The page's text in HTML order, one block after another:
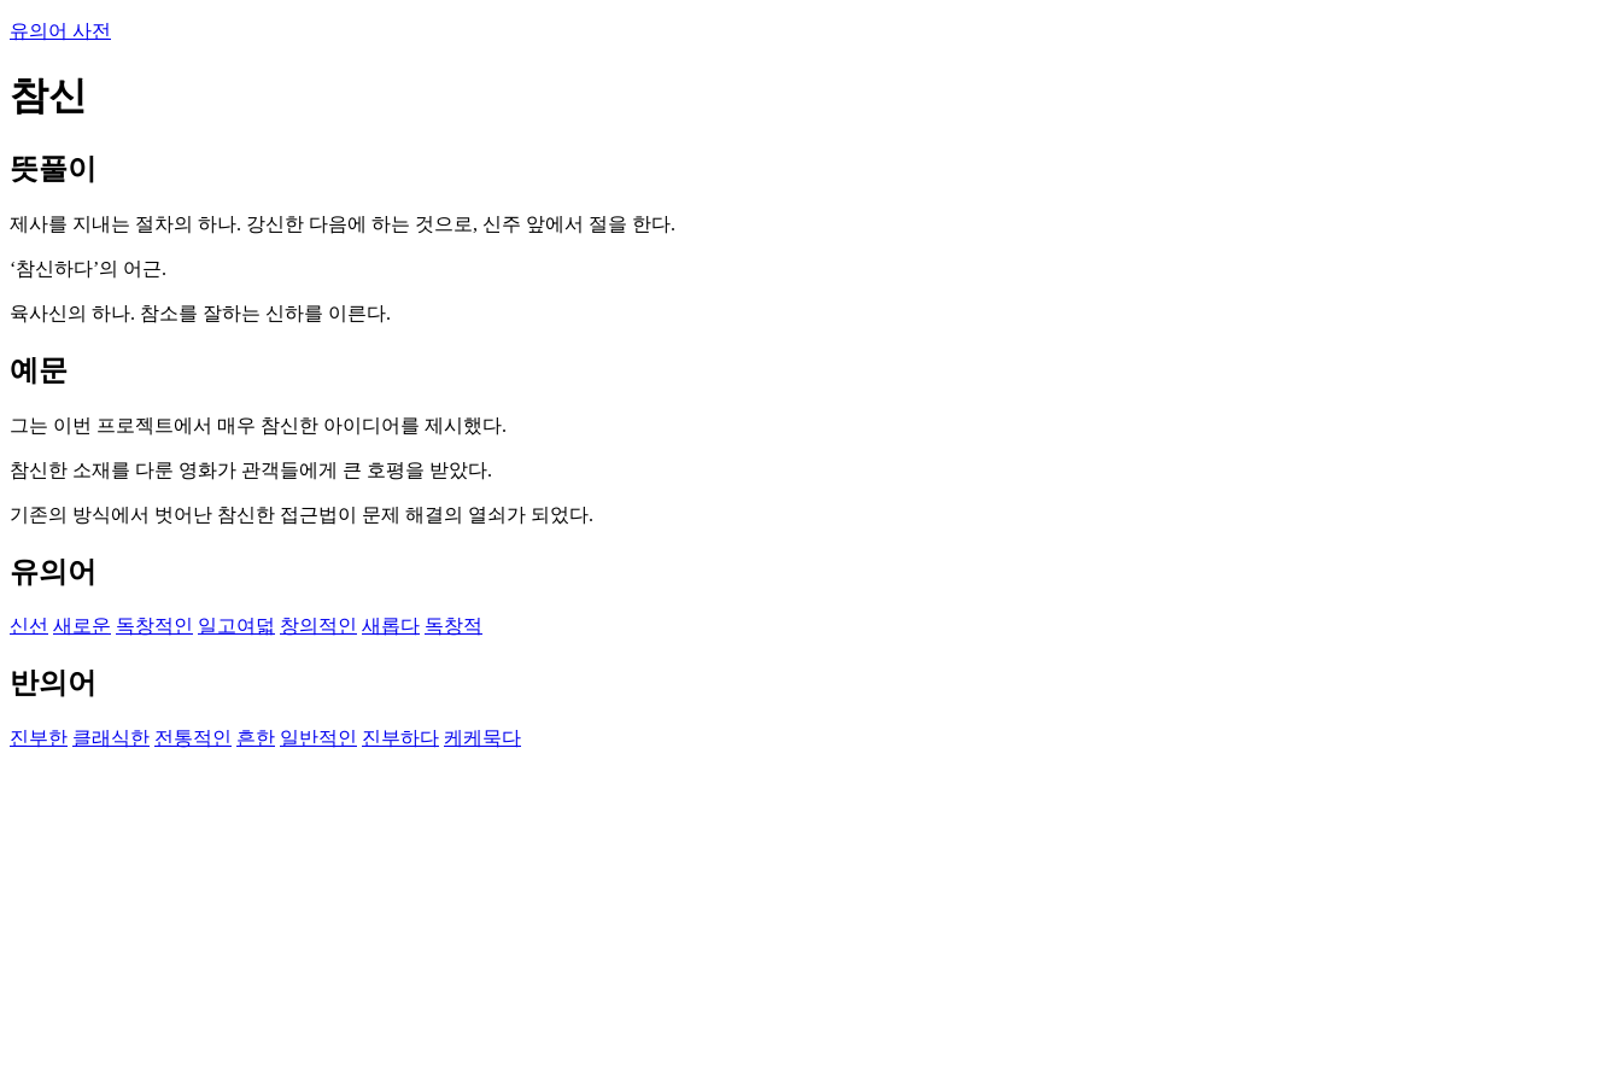
유의어 사전
참신
뜻풀이
제사를 지내는 절차의 하나. 강신한 다음에 하는 것으로, 신주 앞에서 절을 한다.
‘참신하다’의 어근.
육사신의 하나. 참소를 잘하는 신하를 이른다.
예문
그는 이번 프로젝트에서 매우 참신한 아이디어를 제시했다.
참신한 소재를 다룬 영화가 관객들에게 큰 호평을 받았다.
기존의 방식에서 벗어난 참신한 접근법이 문제 해결의 열쇠가 되었다.
유의어
신선 새로운 독창적인 일고여덟 창의적인 새롭다 독창적
반의어
진부한 클래식한 전통적인 흔한 일반적인 진부하다 케케묵다